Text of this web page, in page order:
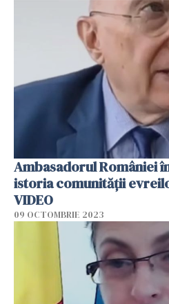
Ambasadorul României
istoria comunității
VIDEO
09 OCTOMBRIE 2023